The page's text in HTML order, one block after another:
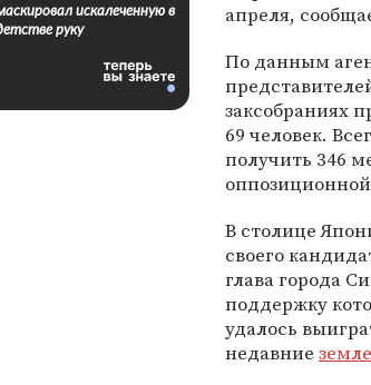
апреля,
По данным
заксобраниях
69 человек.
получить 346
В столице
своего
глава города
поддержку
удалось
недавние
искалеченную в
руку